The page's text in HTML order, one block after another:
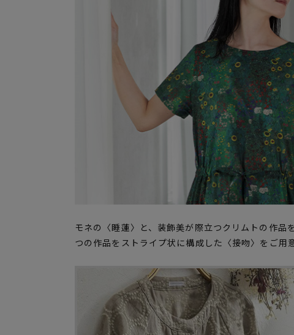
モネの〈睡蓮〉と、装飾美が際立つクリムトの作
つの作品をストライプ状に構成した〈接吻〉をご用意